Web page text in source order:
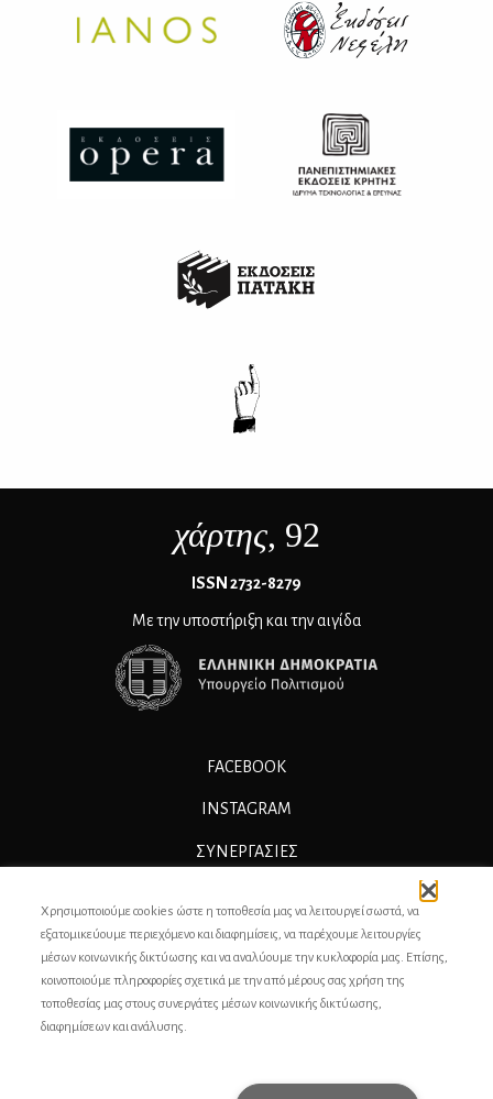
χάρτης, 92
ΙSSN 2732-8279
Με την υποστήριξη και την αιγίδα
FACEBOOK
INSTAGRAM
ΣΥΝΕΡΓΑΣΊΕΣ
ΕΠΙΚΟΙΝΩΝΙΑ
ΣΥΝΤΕΛΕΣΤΕΣ
Χρησιμοποιούμε cookies ώστε η τοποθεσία μας να λειτουργεί σωστά, να
εξατομικεύουμε περιεχόμενο και διαφημίσεις, να παρέχουμε λειτουργίες
μέσων κοινωνικής δικτύωσης και να αναλύουμε την κυκλοφορία μας. Επίσης,
κοινοποιούμε πληροφορίες σχετικά με την από μέρους σας χρήση της
τοποθεσίας μας στους συνεργάτες μέσων κοινωνικής δικτύωσης,
διαφημίσεων και ανάλυσης.